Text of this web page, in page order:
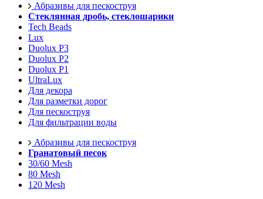
Абразивы для пескоструя
Стеклянная дробь, стеклошарики
Tech Beads
Lux
Duolux P3
Duolux P2
Duolux P1
UltraLux
Для декора
Для разметки дорог
Для пескоструя
Для фильтрации воды
Абразивы для пескоструя
Гранатовый песок
30/60 Mesh
80 Mesh
120 Mesh